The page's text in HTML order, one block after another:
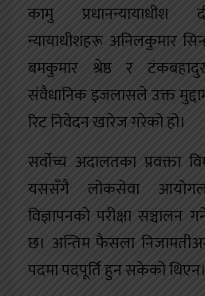
कामु प्रधानन्यायाधीश
न्यायाधीशहरू अनिलकुमार
बमकुमार श्रेष्ठ र
संवैधानिक इजलासले उक्त
रिट निवेदन खारेज गरेको हो।
सर्वोच्च अदालतका प्रवक्ता
यससँगै लोकसेवा
विज्ञापनको परीक्षा सञ्चालन
छ। अन्तिम फैसला
पदमा पदपूर्ति हुन सकेको थिएन।